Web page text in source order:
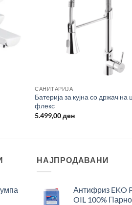
САНИТАРИЈА
Батерија за кујна со држач на
флекс
5.499,00ден
НАЈПРОДАВАНИ
Антифриз EKO
OIL 100% Парно